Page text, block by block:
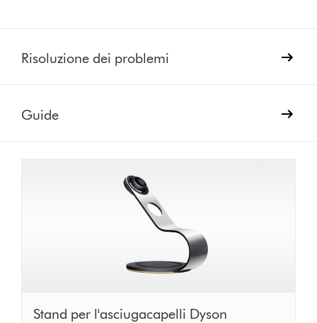
Risoluzione dei problemi
Guide
Stand
Stand per l'asciugacapelli Dyson